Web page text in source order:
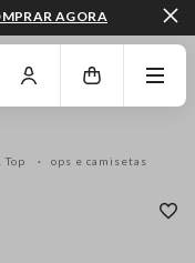
AO FIM DA PÁGINA
AGORA
Top ops e camisetas